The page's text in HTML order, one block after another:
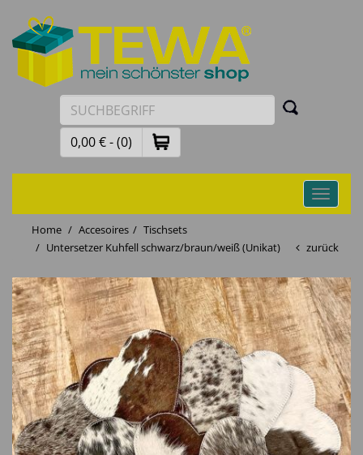
0,00 € - (0)
Toggle
Home
Accesoires
Tischsets
Untersetzer Kuhfell schwarz/braun/weiß (Unikat)
zurück